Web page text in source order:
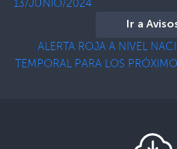
13/JUNIO/2024
Ir a
ALERTA ROJA A NIVEL
TEMPORAL PARA LOS